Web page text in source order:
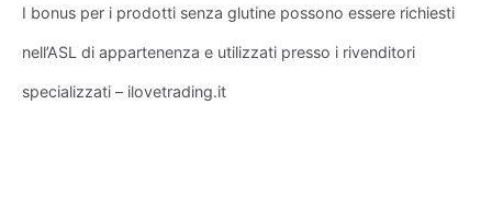
I bonus per i prodotti senza glutine possono essere richiesti
nell’ASL di appartenenza e utilizzati presso i rivenditori
specializzati – ilovetrading.it